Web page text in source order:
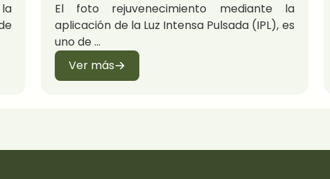
El foto rejuvenecimiento mediante la
aplicación de la Luz Intensa Pulsada (IPL), es
uno de
Ver más